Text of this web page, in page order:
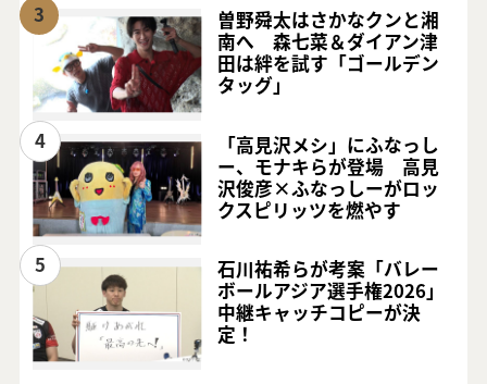
3
曽野舜太はさかなクンと湘
南へ 森七菜＆ダイアン津
田は絆を試す「ゴールデン
タッグ」
4
「高見沢メシ」にふなっし
ー、モナキらが登場 高見
沢俊彦×ふなっしーがロッ
クスピリッツを燃やす
5
石川祐希らが考案「バレー
ボールアジア選手権2026」
中継キャッチコピーが決
定！